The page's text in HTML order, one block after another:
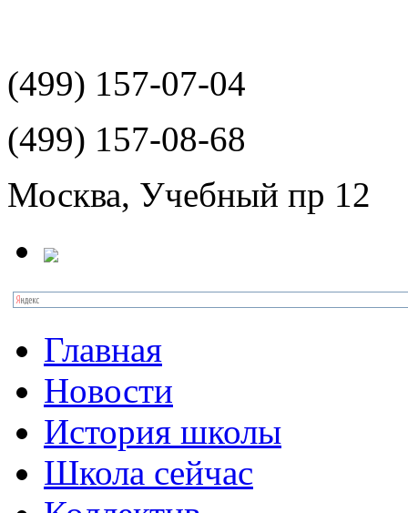
(499) 157-07-04
(499) 157-08-68
Москва, Учебный пр 12
Главная
Новости
История школы
Школа сейчас